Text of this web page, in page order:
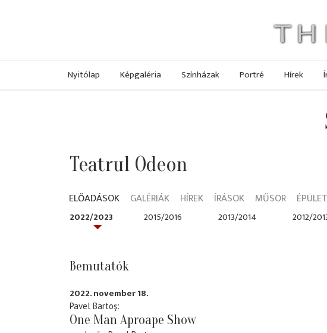
Nyitólap Képgaléria Színházak Portré Hírek
Teatrul Odeon
ELŐADÁSOK GALÉRIÁK HÍREK ÍRÁSOK MŰSOR ÉPÜLET
2022/2023 2015/2016 2013/2014 2012/
Bemutatók
2022. november 18.
Pavel Bartoş
One Man Aproape Show